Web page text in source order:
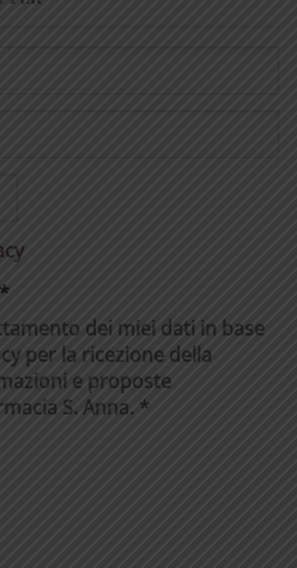
*
dei miei dati in base
per la ricezione della
e proposte
S. Anna. *